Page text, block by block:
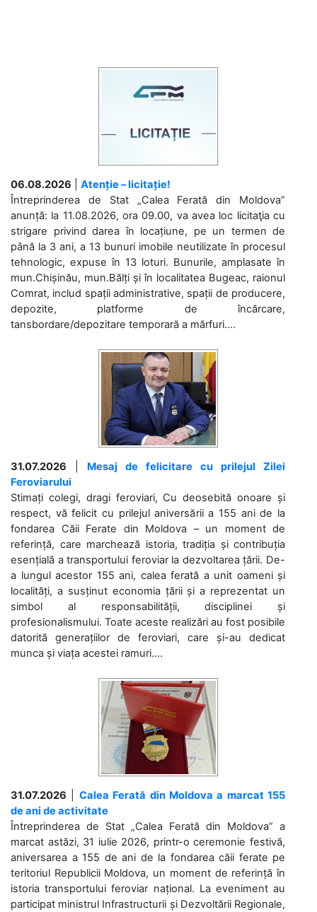
06.08.2026
Atenție – licitație!
Întreprinderea de Stat „Calea Ferată din Moldova”
anunță: la 11.08.2026, ora 09.00, va avea loc licitaţia cu
strigare privind darea în locațiune, pe un termen de
până la 3 ani, a 13 bunuri imobile neutilizate în procesul
tehnologic, expuse în 13 loturi. Bunurile, amplasate în
mun.Chișinău, mun.Bălți și în localitatea Bugeac, raionul
Comrat, includ spații administrative, spații de producere,
depozite, platforme de încărcare,
tansbordare/depozitare temporară a mărfuri....
31.07.2026
Mesaj de felicitare cu prilejul Zilei
Feroviarului
Stimați colegi, dragi feroviari, Cu deosebită onoare și
respect, vă felicit cu prilejul aniversării a 155 ani de la
fondarea Căii Ferate din Moldova – un moment de
referință, care marchează istoria, tradiția și contribuția
esențială a transportului feroviar la dezvoltarea țării. De-
a lungul acestor 155 ani, calea ferată a unit oameni și
localități, a susținut economia țării și a reprezentat un
simbol al responsabilității, disciplinei și
profesionalismului. Toate aceste realizări au fost posibile
datorită generațiilor de feroviari, care și-au dedicat
munca și viața acestei ramuri....
31.07.2026
Calea Ferată din Moldova a marcat 155
de ani de activitate
Întreprinderea de Stat „Calea Ferată din Moldova” a
marcat astăzi, 31 iulie 2026, printr-o ceremonie festivă,
aniversarea a 155 de ani de la fondarea căii ferate pe
teritoriul Republicii Moldova, un moment de referință în
istoria transportului feroviar național. La eveniment au
participat ministrul Infrastructurii și Dezvoltării Regionale,